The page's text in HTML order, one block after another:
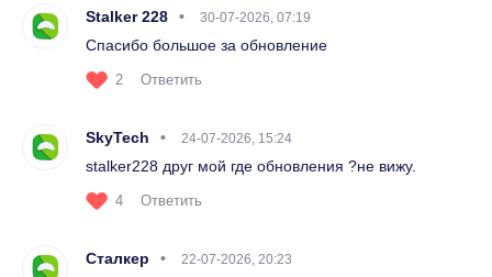
Stalker 228 30-07-2026, 07:19
Спасибо большое за обновление
2 Ответить
SkyTech 24-07-2026, 15:24
stalker228 друг мой где обновления ?не вижу.
4 Ответить
Сталкер 22-07-2026, 20:23